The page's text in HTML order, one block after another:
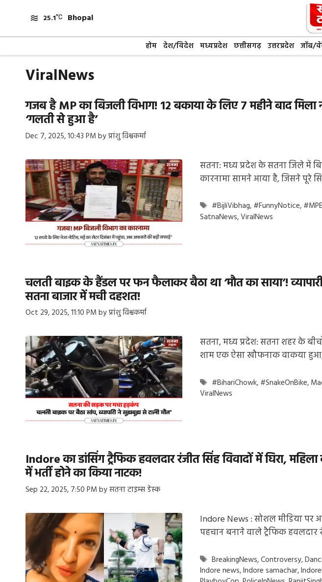
content
25.1 Bhopal
होम देश/विदेश मध्यप्रदेश छत्तीसगढ़ उत्तरप्रदेश जॉब/
ViralNews
गजब है MP का बिजली विभाग! ₹12 बकाया के लिए 7 महीने बाद मिला
‘गलती से हुआ है’
Dec 7, 2025, 10:43 PM byप्रांशु विश्वकर्मा
सतना: मध्य प्रदेश के सतना जिले में
कारनामा सामने आया है, जिसने पूरे
Tags
#BijliVibhag, #FunnyNotice,
SatnaNews,ViralNews
चलती बाइक के हैंडल पर फन फैलाकर बैठा था ‘मौत का साया’!
सतना बाजार में मची दहशत!
Oct 29, 2025, 11:10 PM byप्रांशु विश्वकर्मा
सतना, मध्य प्रदेश: सतना शहर के
शाम एक ऐसा खौफनाक वाकया
Tags
#BihariChowk, #SnakeOnBike,
ViralNews
Indore का डांसिंग ट्रैफिक हवलदार रंजीत सिंह विवादों में घिरा,
में भर्ती होने का किया नाटक!
Sep 22, 2025, 7:50 PM byसतना टाइम्स डेस्क
Indore News : सोशल मीडिया पर
पहचान बनाने वाले ट्रैफिक हवलदार
Tags
BreakingNews,Controversy,
Indore news,Indore samachar,